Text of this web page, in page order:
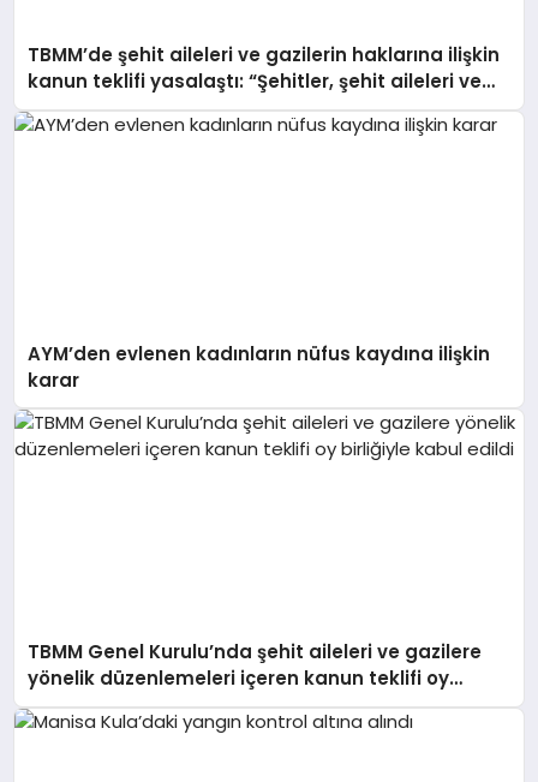
TBMM’de şehit aileleri ve gazilerin haklarına ilişkin
kanun teklifi yasalaştı: “Şehitler, şehit aileleri ve
gazilerimiz hepimizin başının tacıdır”
AYM’den evlenen kadınların nüfus kaydına ilişkin
karar
TBMM Genel Kurulu’nda şehit aileleri ve gazilere
yönelik düzenlemeleri içeren kanun teklifi oy
birliğiyle kabul edildi